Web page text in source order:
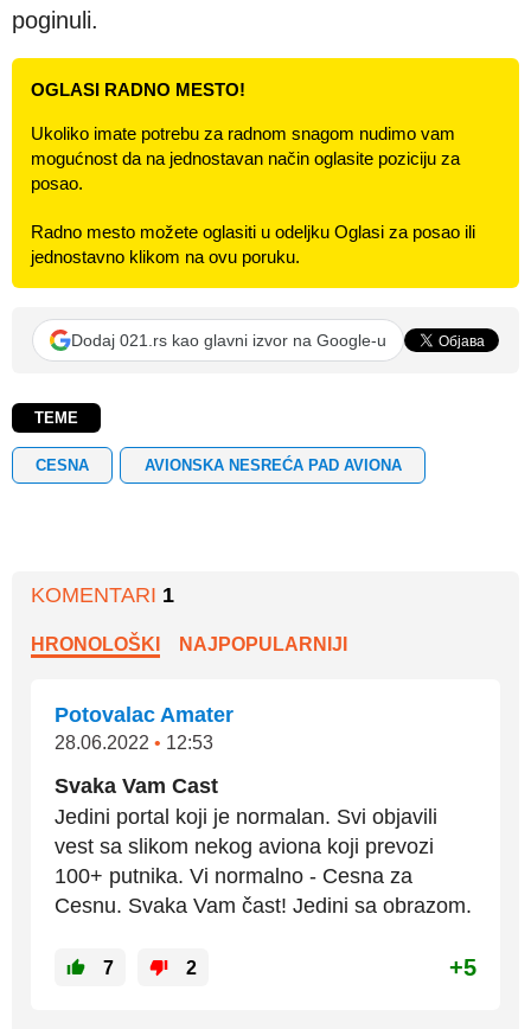
poginuli.
OGLASI RADNO MESTO!
Ukoliko imate potrebu za radnom snagom nudimo vam
mogućnost da na jednostavan način oglasite poziciju za
posao.
Radno mesto možete oglasiti u odeljku Oglasi za posao ili
jednostavno klikom na ovu poruku.
Dodaj 021.rs kao glavni izvor na Google-u
TEME
CESNA AVIONSKA NESREĆA PAD AVIONA
KOMENTARI 1
HRONOLOŠKI NAJPOPULARNIJI
Potovalac Amater
28.06.2022 • 12:53
Svaka Vam Cast
Jedini portal koji je normalan. Svi objavili
vest sa slikom nekog aviona koji prevozi
100+ putnika. Vi normalno - Cesna za
Cesnu. Svaka Vam čast! Jedini sa obrazom.
7 2 +5